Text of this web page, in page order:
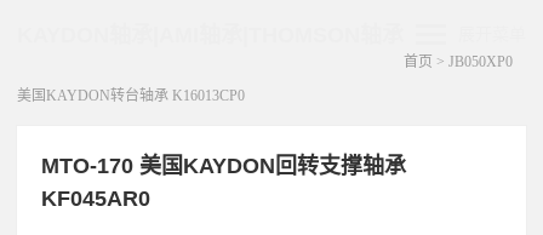
首页 > JB050XP0
美国KAYDON转台轴承 K16013CP0
MTO-170 美国KAYDON回转支撑轴承
KF045AR0